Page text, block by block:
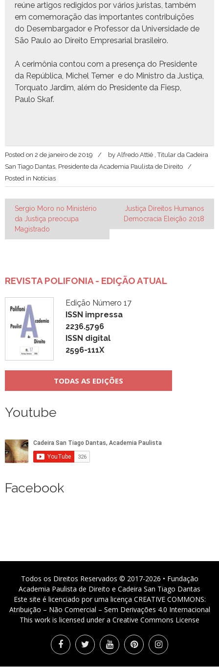
reúne arti­gos redigi­dos por vários juris­tas, tam­bém
em comem­o­ração das impor­tantes con­tribuições
do Desem­bar­gador e Pro­fes­sor da Uni­ver­si­dade de
São Paulo ao Dire­ito Empre­sar­i­al brasileiro.
A cer­imô­nia con­tou com a pre­sença do Pres­i­dente
da Repúbli­ca, Michel Temer e do Min­istro da Justiça,
Torqua­to Jardim, além do Pres­i­dente da Fiesp,
Paulo Skaf.
Posted on 2 de janeiro de 2019 by Alfredo Attié , Titular da Cadeira
San Tiago Dantas, Presidente da Academia Paulista de Direito
Posted in Notícias
Navegação
de
Post
Sergio Moro no Ministério
da Justiça preocupa
Magistrado
Justiça Direitos Humanos
Democracia Eleição 2018
REVISTA POLIFONIA - EDIÇÃO ATUAL
Edição Número 17
ISSN impressa
2236.5796
ISSN digital
2596-111X
TODAS AS EDIÇÕES
Youtube
Facebook
Todos os Direitos Reservados © 2017-2026 • Fundação
Academia Paulista de Direito e Cadeira San Tiago Dantas
Este site é licenciado por uma licença CREATIVE COMMONS:
Atribuição – Não Comercial – Sem Derivações 4.0 Internacional
This work is licensed under a Creative Commons License